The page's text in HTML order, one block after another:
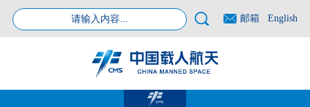
邮箱 English